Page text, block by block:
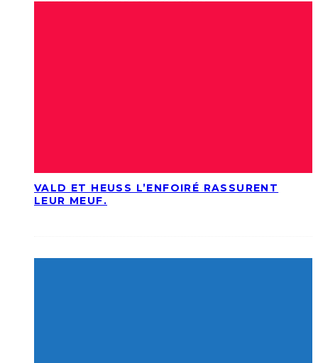
VALD ET HEUSS L’ENFOIRÉ RASSURENT
LEUR MEUF.